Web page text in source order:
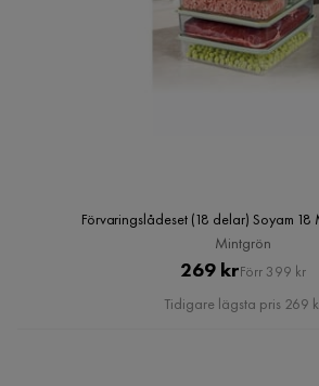
Förvaringslådeset (18 delar) Soyam
Mintgrön
Pris
269 krOriginal
Pris
Förr 399 kr
Tidigare lägsta pris 269